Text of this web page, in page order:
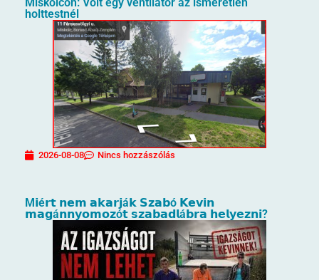
holttestnél
2026-08-08 Nincs hozzászólás
M𝗶é𝗿𝘁 𝗻𝗲𝗺 𝗮𝗸𝗮𝗿𝗷á𝗸 𝗦𝘇𝗮𝗯ó 𝗞𝗲𝘃𝗶𝗻
𝗺𝗮𝗴á𝗻𝗻𝘆𝗼𝗺𝗼𝘇ó𝘁 𝘀𝘇𝗮𝗯𝗮𝗱𝗹á𝗯𝗿𝗮 𝗵𝗲𝗹𝘆𝗲𝘇𝗻𝗶?